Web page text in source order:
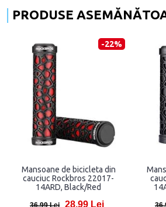
PRODUSE
-22%
Mansoane de bicicleta din
cauciuc Rockbros 22017-
14ARD, Black/Red
36,99 Lei 28,99 Lei